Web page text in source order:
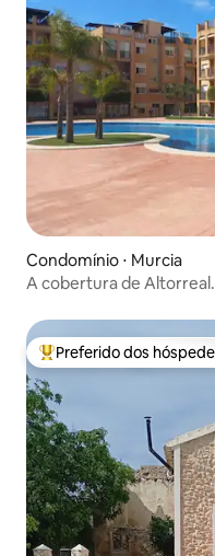
Condomínio ⋅ Murcia
A cobertura de
Entre os melhores
Preferido dos